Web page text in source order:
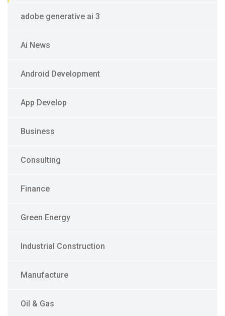
adobe generative ai 3
Ai News
Android Development
App Develop
Business
Consulting
Finance
Green Energy
Industrial Construction
Manufacture
Oil & Gas